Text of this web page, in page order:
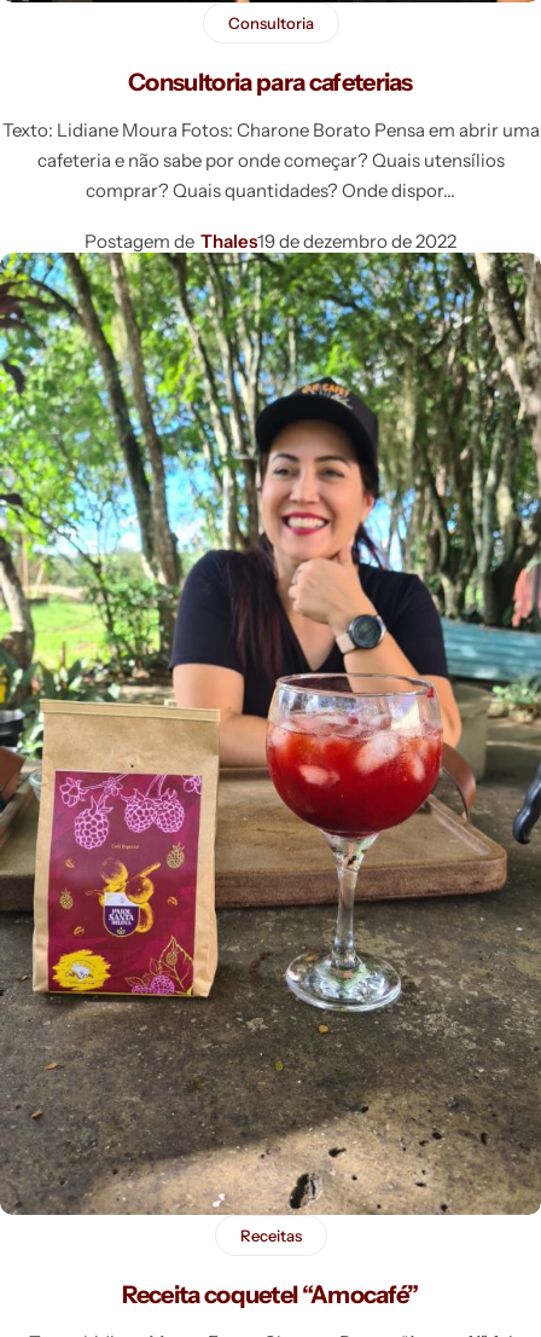
Consultoria
Consultoria para cafeterias
Texto: Lidiane Moura Fotos: Charone Borato Pensa em abrir uma
cafeteria e não sabe por onde começar? Quais utensílios
comprar? Quais quantidades? Onde dispor
Postagem de Thales19 de dezembro de 2022
Receitas
Receita coquetel “Amocafé”